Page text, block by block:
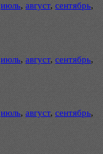
июль, август, сентябрь,
июль, август, сентябрь,
июль, август, сентябрь,